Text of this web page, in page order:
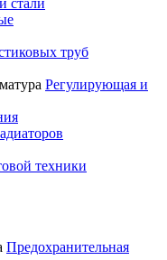
стали
труб
Регулирующая и
техники
Предохранительная